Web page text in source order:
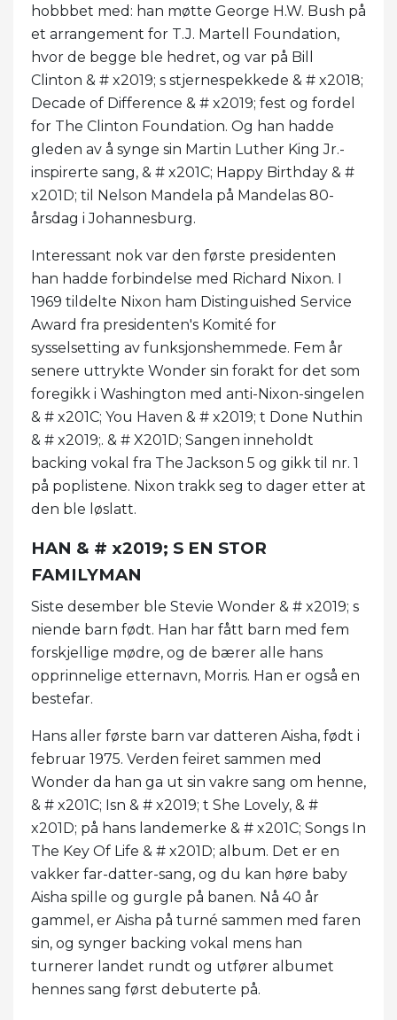
hobbbet med: han møtte George H.W. Bush på
et arrangement for T.J. Martell Foundation,
hvor de begge ble hedret, og var på Bill
Clinton & # x2019; s stjernespekkede & # x2018;
Decade of Difference & # x2019; fest og fordel
for The Clinton Foundation. Og han hadde
gleden av å synge sin Martin Luther King Jr.-
inspirerte sang, & # x201C; Happy Birthday & #
x201D; til Nelson Mandela på Mandelas 80-
årsdag i Johannesburg.
Interessant nok var den første presidenten
han hadde forbindelse med Richard Nixon. I
1969 tildelte Nixon ham Distinguished Service
Award fra presidenten's Komité for
sysselsetting av funksjonshemmede. Fem år
senere uttrykte Wonder sin forakt for det som
foregikk i Washington med anti-Nixon-singelen
& # x201C; You Haven & # x2019; t Done Nuthin
& # x2019;. & # X201D; Sangen inneholdt
backing vokal fra The Jackson 5 og gikk til nr. 1
på poplistene. Nixon trakk seg to dager etter at
den ble løslatt.
HAN & # x2019; S EN STOR
FAMILYMAN
Siste desember ble Stevie Wonder & # x2019; s
niende barn født. Han har fått barn med fem
forskjellige mødre, og de bærer alle hans
opprinnelige etternavn, Morris. Han er også en
bestefar.
Hans aller første barn var datteren Aisha, født i
februar 1975. Verden feiret sammen med
Wonder da han ga ut sin vakre sang om henne,
& # x201C; Isn & # x2019; t She Lovely, & #
x201D; på hans landemerke & # x201C; Songs In
The Key Of Life & # x201D; album. Det er en
vakker far-datter-sang, og du kan høre baby
Aisha spille og gurgle på banen. Nå 40 år
gammel, er Aisha på turné sammen med faren
sin, og synger backing vokal mens han
turnerer landet rundt og utfører albumet
hennes sang først debuterte på.